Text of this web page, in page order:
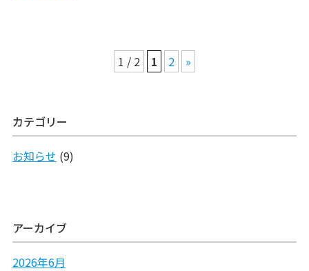
1 / 2 1 2 »
カテゴリー
お知らせ (9)
アーカイブ
2026年6月